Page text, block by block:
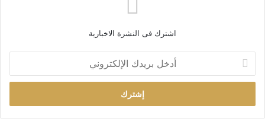
اشترك فى النشرة الاخبارية
خ
ب
ر